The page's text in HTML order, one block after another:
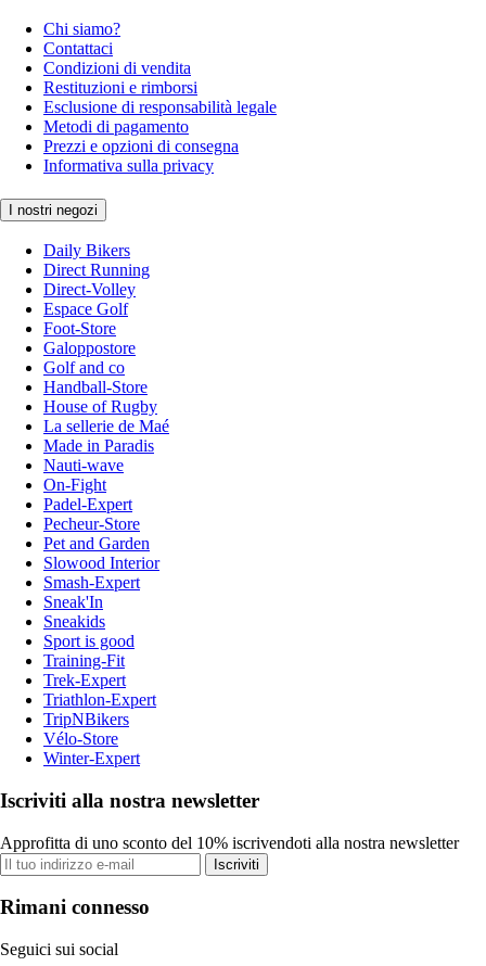
Chi siamo?
Contattaci
Condizioni di vendita
Restituzioni e rimborsi
Esclusione di responsabilità legale
Metodi di pagamento
Prezzi e opzioni di consegna
Informativa sulla privacy
I nostri negozi
Daily Bikers
Direct Running
Direct-Volley
Espace Golf
Foot-Store
Galoppostore
Golf and co
Handball-Store
House of Rugby
La sellerie de Maé
Made in Paradis
Nauti-wave
On-Fight
Padel-Expert
Pecheur-Store
Pet and Garden
Slowood Interior
Smash-Expert
Sneak'In
Sneakids
Sport is good
Training-Fit
Trek-Expert
Triathlon-Expert
TripNBikers
Vélo-Store
Winter-Expert
Iscriviti alla nostra newsletter
Approfitta di uno sconto del 10% iscrivendoti alla nostra newsletter
Iscriviti
Rimani connesso
Seguici sui social